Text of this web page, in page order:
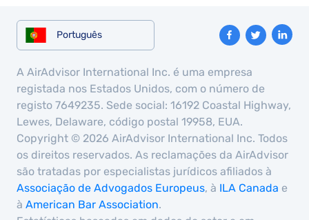
Português
A AirAdvisor International Inc. é uma empresa
registada nos Estados Unidos, com o número de
registo 7649235. Sede social: 16192 Coastal Highway,
Lewes, Delaware, código postal 19958, EUA.
Copyright © 2026 AirAdvisor International Inc. Todos
os direitos reservados. As reclamações da AirAdvisor
são tratadas por especialistas jurídicos afiliados à
Associação de Advogados Europeus, à ILA Canada e
à American Bar Association.